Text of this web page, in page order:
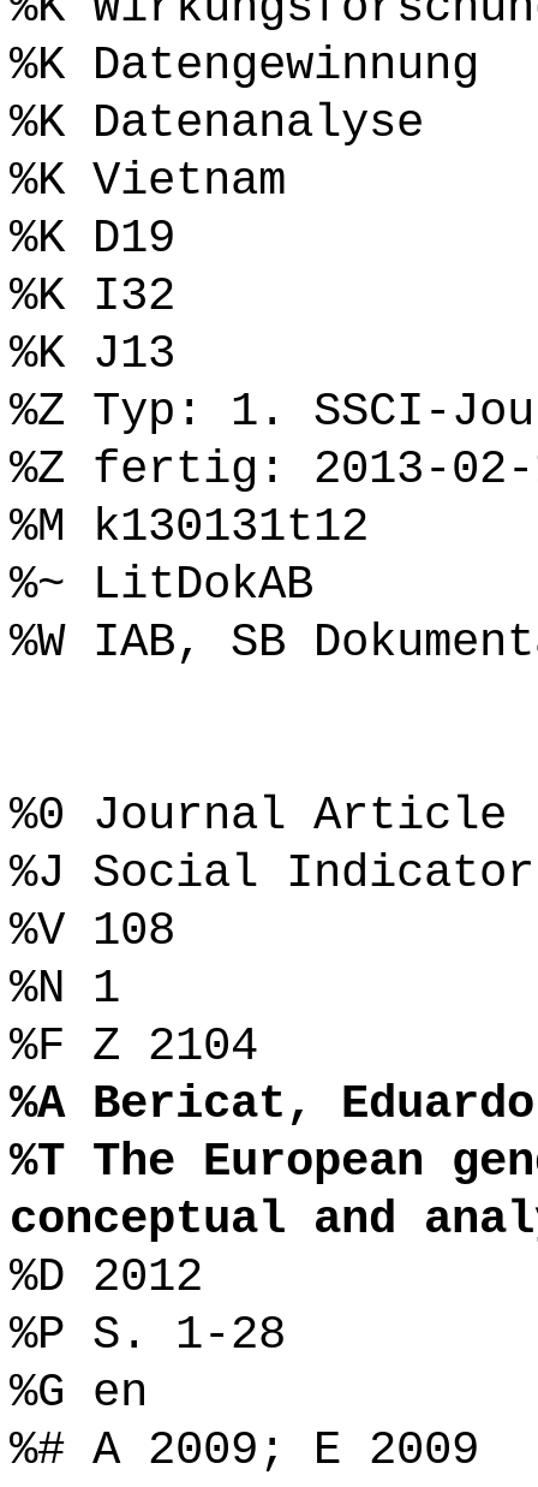
%K Datengewinnung
%K Datenanalyse
%K Vietnam
%K D19
%K I32
%K J13
%Z Typ: 1. SSCI-
%Z fertig: 2013-02-
%M k130131t12
%~ LitDokAB
%W IAB, SB
%0 Journal Article
%J Social
%V 108
%N 1
%F Z 2104
%A Bericat, Eduardo
%T The European
conceptual and
%D 2012
%P S. 1-28
%G en
%# A 2009; E 2009